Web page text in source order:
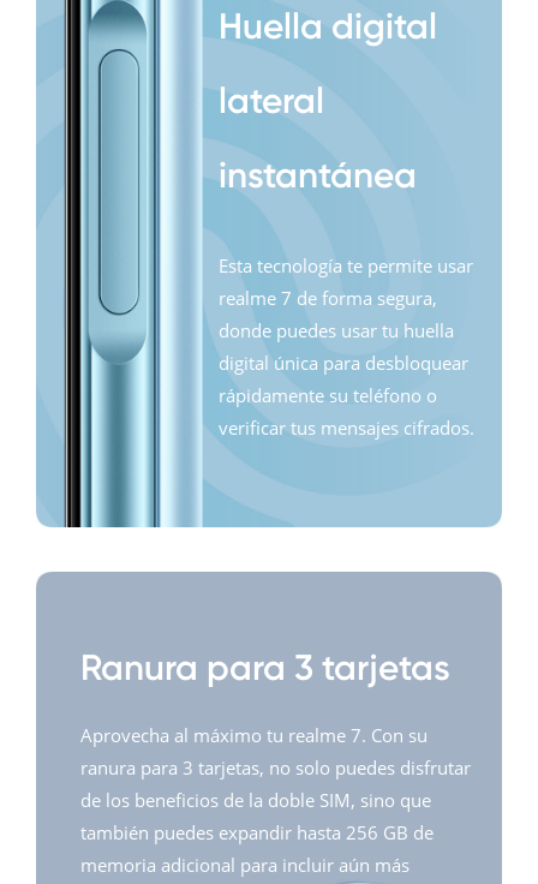
Huella digital
lateral
instantánea
Esta tecnología te permite usar
realme 7 de forma segura,
donde puedes usar tu huella
digital única para desbloquear
rápidamente su teléfono o
verificar tus mensajes cifrados.
Ranura para 3 tarjetas
Aprovecha al máximo tu realme 7. Con su
ranura para 3 tarjetas, no solo puedes disfrutar
de los beneficios de la doble SIM, sino que
también puedes expandir hasta 256 GB de
memoria adicional para incluir aún más